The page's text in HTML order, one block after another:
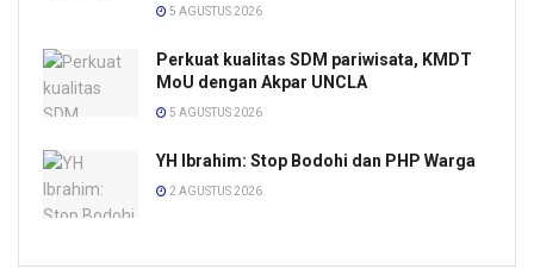
5 AGUSTUS 2026
Perkuat kualitas SDM pariwisata, KMDT
MoU dengan Akpar UNCLA
5 AGUSTUS 2026
YH Ibrahim: Stop Bodohi dan PHP Warga
2 AGUSTUS 2026